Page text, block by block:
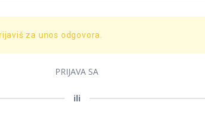
za unos odgovora.
PRIJAVA SA
ili